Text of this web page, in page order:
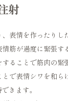
射
表情を作ったりし
筋が過度に緊張す
ることで筋肉の緊
で表情シワを和ら
きます。